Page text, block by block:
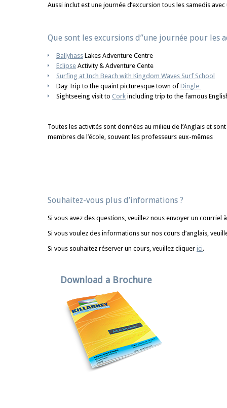
Aussi inclut est une journée d’excursion tous les samedis
Que sont les excursions d’’une journée pour les
Ballyhass Lakes Adventure Centre
Eclipse Activity & Adventure Cente
Surfing at Inch Beach with Kingdom Waves Surf School
Day Trip to the quaint picturesque town of Dingle
Sightseeing visit to Cork including trip to the famous
Toutes les activités sont données au milieu de l’Anglais et
membres de l’école, souvent les professeurs eux-mêmes
Souhaitez-vous plus d’informations ?
Si vous avez des questions, veuillez nous envoyer un courriel
Si vous voulez des informations sur nos cours d’anglais,
Si vous souhaitez réserver un cours, veuillez cliquer ici.
Download a Brochure